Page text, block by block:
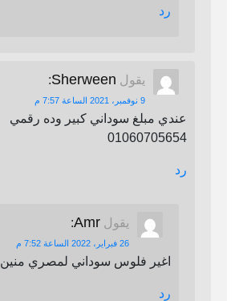
رد
يقول Sherween
:
9 نوفمبر، 2021 الساعة 7:57 م
عندي مبلغ سوداني كبير وده رقمي
01060705654
رد
يقول Amr
:
26 فبراير، 2022 الساعة 7:52 م
اغير فلوس سوداني لمصري منين
رد